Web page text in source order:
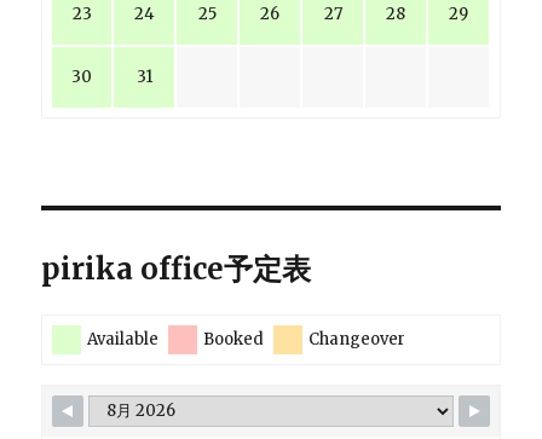
23 24 25 26 27 28 29
30 31
pirika office予定表
Available Booked Changeover